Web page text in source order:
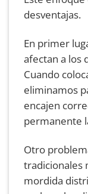
desventajas.
En primer
afectan a los
Cuando
eliminamos
encajen
permanente
Otro
tradicionales
mordida